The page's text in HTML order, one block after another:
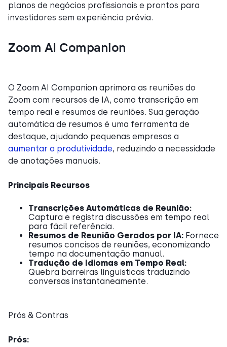
planos de negócios profissionais e prontos para
investidores sem experiência prévia.
Zoom AI Companion
O Zoom AI Companion aprimora as reuniões do
Zoom com recursos de IA, como transcrição em
tempo real e resumos de reuniões. Sua geração
automática de resumos é uma ferramenta de
destaque, ajudando pequenas empresas a
aumentar a produtividade, reduzindo a necessidade
de anotações manuais.
Principais Recursos
Transcrições Automáticas de Reunião:
Captura e registra discussões em tempo real
para fácil referência.
Resumos de Reunião Gerados por IA: Fornece
resumos concisos de reuniões, economizando
tempo na documentação manual.
Tradução de Idiomas em Tempo Real:
Quebra barreiras linguísticas traduzindo
conversas instantaneamente.
Prós & Contras
Prós: